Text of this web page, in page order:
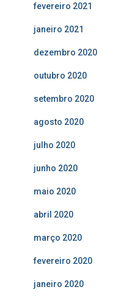
fevereiro 2021
janeiro 2021
dezembro 2020
outubro 2020
setembro 2020
agosto 2020
julho 2020
junho 2020
maio 2020
abril 2020
março 2020
fevereiro 2020
janeiro 2020